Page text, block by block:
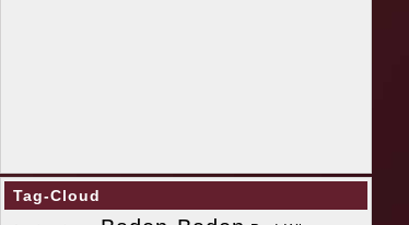
Tag-Cloud